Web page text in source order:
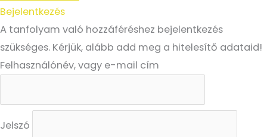
Bejelentkezés
A tanfolyam való hozzáféréshez bejelentkezés
szükséges. Kérjük, alább add meg a hitelesítő adataid!
Felhasználónév, vagy e-mail cím
Jelszó